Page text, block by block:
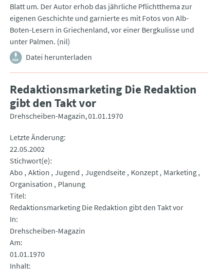
Blatt um. Der Autor erhob das jährliche Pflichtthema zur
eigenen Geschichte und garnierte es mit Fotos von Alb-
Boten-Lesern in Griechenland, vor einer Bergkulisse und
unter Palmen. (nil)
Datei herunterladen
Redaktionsmarketing Die Redaktion
gibt den Takt vor
Drehscheiben-Magazin 01.01.1970
Letzte Änderung
22.05.2002
Stichwort(e)
Abo Aktion Jugend Jugendseite Konzept Marketing
Organisation
Planung
Titel
Redaktionsmarketing Die Redaktion gibt den Takt vor
In
Drehscheiben-Magazin
Am
01.01.1970
Inhalt